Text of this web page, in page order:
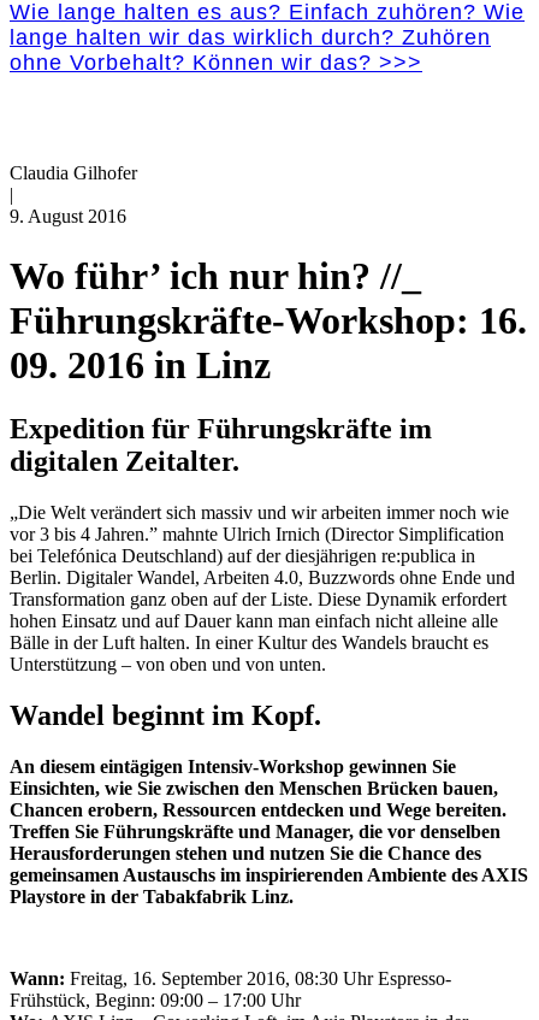
Wie lange halten es aus? Einfach zuhören? Wie
lange halten wir das wirklich durch? Zuhören
ohne Vorbehalt? Können wir das? >>>
Claudia Gilhofer
|
9. August 2016
Wo führ’ ich nur hin? //_
Führungskräfte-Workshop: 16.
09. 2016 in Linz
Expedition für Führungskräfte im
digitalen Zeitalter.
„Die Welt verändert sich massiv und wir arbeiten immer noch wie
vor 3 bis 4 Jahren.” mahnte Ulrich Irnich (Director Simplification
bei Telefónica Deutschland) auf der diesjährigen re:publica in
Berlin. Digitaler Wandel, Arbeiten 4.0, Buzzwords ohne Ende und
Transformation ganz oben auf der Liste. Diese Dynamik erfordert
hohen Einsatz und auf Dauer kann man einfach nicht alleine alle
Bälle in der Luft halten. In einer Kultur des Wandels braucht es
Unterstützung – von oben und von unten.
Wandel beginnt im Kopf.
An diesem eintägigen Intensiv-Workshop gewinnen Sie
Einsichten, wie Sie zwischen den Menschen Brücken bauen,
Chancen erobern, Ressourcen entdecken und Wege bereiten.
Treffen Sie Führungskräfte und Manager, die vor denselben
Herausforderungen stehen und nutzen Sie die Chance des
gemeinsamen Austauschs im inspirierenden Ambiente des AXIS
Playstore in der Tabakfabrik Linz.
Wann: Freitag, 16. September 2016, 08:30 Uhr Espresso-
Frühstück, Beginn: 09:00 – 17:00 Uhr